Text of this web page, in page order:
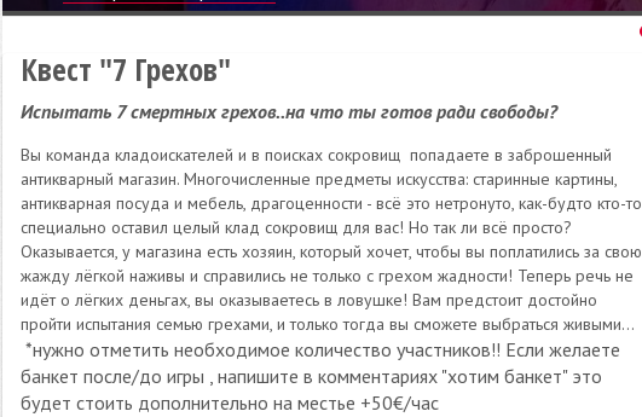
Квест "7 Грехов"
Испытать 7 смертных грехов..на что ты готов ради свободы?
Вы команда кладоискателей и в поисках сокровищ попадаете в заброшенный
антикварный магазин. Многочисленные предметы искусства: старинные картины,
антикварная посуда и мебель, драгоценности - всё это нетронуто, как-будто кто-то
специально оставил целый клад сокровищ для вас! Но так ли всё просто?
Оказывается, у магазина есть хозяин, который хочет, чтобы вы поплатились за свою
жажду лёгкой наживы и справились не только с грехом жадности! Теперь речь не
идёт о лёгких деньгах, вы оказываетесь в ловушке! Вам предстоит достойно
пройти испытания семью грехами, и только тогда вы сможете выбраться живыми…
*нужно отметить необходимое количество участников!! Если желаете
банкет после/до игры , напишите в комментариях "хотим банкет" это
будет стоить дополнительно на местье +50€/час